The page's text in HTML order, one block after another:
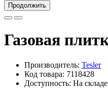
Продолжить
Газовая
Производитель: Tesler
Код товара: 7118428
Доступность: На складе